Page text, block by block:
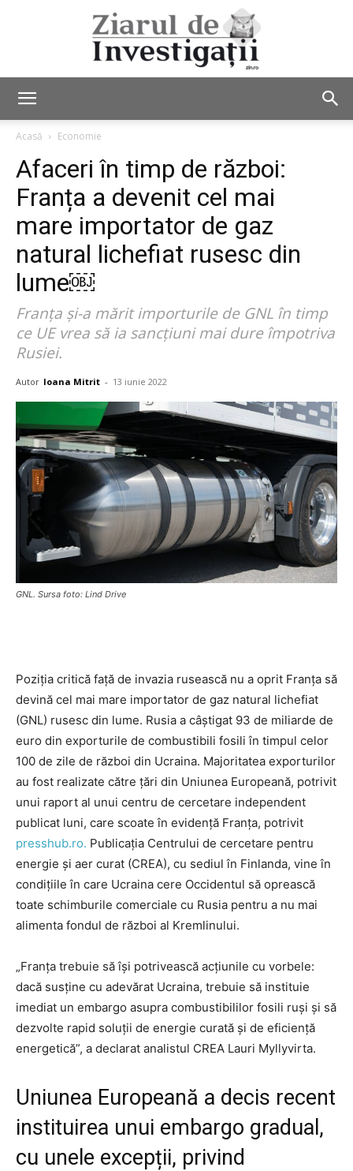
Investigații
Acasă Economie
Afaceri în timp de război:
Franța a devenit cel mai
mare importator de gaz
natural lichefiat rusesc din
lume￼
Franța și-a mărit importurile de GNL în timp
ce UE vrea să ia sancțiuni mai dure împotriva
Rusiei.
Autor Ioana Mitrit - 13 iunie 2022
GNL. Sursa foto: Lind Drive
Poziția critică față de invazia rusească nu a oprit Franța să
devină cel mai mare importator de gaz natural lichefiat
(GNL) rusesc din lume. Rusia a câștigat 93 de miliarde de
euro din exporturile de combustibili fosili în timpul celor
100 de zile de război din Ucraina. Majoritatea exporturilor
au fost realizate către țări din Uniunea Europeană, potrivit
unui raport al unui centru de cercetare independent
publicat luni, care scoate în evidență Franța, potrivit
presshub.ro. Publicația Centrului de cercetare pentru
energie și aer curat (CREA), cu sediul în Finlanda, vine în
condițiile în care Ucraina cere Occidentul să oprească
toate schimburile comerciale cu Rusia pentru a nu mai
alimenta fondul de război al Kremlinului.
„Franța trebuie să își potrivească acțiunile cu vorbele:
dacă susține cu adevărat Ucraina, trebuie să instituie
imediat un embargo asupra combustibililor fosili ruși și să
dezvolte rapid soluții de energie curată și de eficiență
energetică”, a declarat analistul CREA Lauri Myllyvirta.
Uniunea Europeană a decis recent
instituirea unui embargo gradual,
cu unele excepții, privind